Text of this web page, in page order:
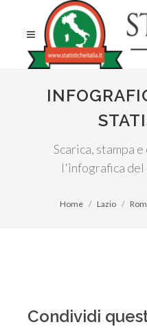
Scarica, stampa
l'infografica del
Home Lazio
Condividi